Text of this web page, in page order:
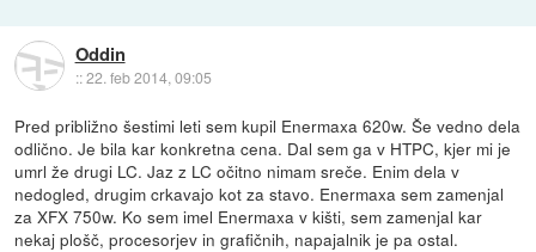
Oddin
::22. feb 2014, 09:05
Pred približno šestimi leti sem kupil Enermaxa 620w. Še vedno dela
odlično. Je bila kar konkretna cena. Dal sem ga v HTPC, kjer mi je
umrl že drugi LC. Jaz z LC očitno nimam sreče. Enim dela v
nedogled, drugim crkavajo kot za stavo. Enermaxa sem zamenjal
za XFX 750w. Ko sem imel Enermaxa v kišti, sem zamenjal kar
nekaj plošč, procesorjev in grafičnih, napajalnik je pa ostal.